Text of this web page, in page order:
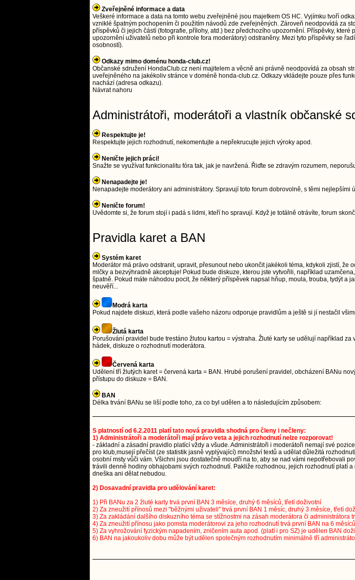
Zveřejněné informace a data
Veškeré informace a data na tomto webu zveřejněné jsou majetkem OS HC. Vyjímku tvoří
vzniklé špatným pochopením či použitím návodů zde zveřejněných. Zároveň neodpovídá za
příspěvků či jejich částí (fotografie, přílohy, atd.) bez předchozího upozornění. Příspěvky,
upozornění uživatelů nebo při kontrole fora moderátory) odstraněny. Mezi tyto příspěvky se
osobností).
Odkazy mimo doménu honda-club.cz!
Občanské sdružení HondaClub.cz není majitelem a věcně ani právně neodpovídá za obsah
uveřejněného na jakékoliv stránce v doméně honda-club.cz. Odkazy vkládejte pouze přes
nachází (adresa odkazu).
Návrat nahoru
Administrátoři, moderátoři a vlastník občanské
Respektujte je!
Respektujte jejich rozhodnutí, nekomentujte a nepřekrucujte jejich výroky apod.
Neničte jejich práci!
Snažte se využívat funkcionalitu fóra tak, jak je navržená. Řiďte se zdravým rozumem,
Nenapadejte je!
Nenapadejte moderátory ani administrátory. Spravují toto forum dobrovolně, s těmi nejlepšími
Neničte forum!
Uvědomte si, že forum stojí i padá s lidmi, kteří ho spravují. Když je totálně otrávíte, forum
Pravidla karet a BAN
Systém karet
Moderátor má právo odstranit, upravit, přesunout nebo ukončit jakékoli téma, kdykoli zjistí,
mlčky a bezvýhradně akceptuje! Pokud bude diskuze, kterou jste vytvořili, například
špatně. Pokud máte náhodou pocit, že některý příspěvek napsal hňup, moula, trouba, tydýt a
neuvěří...
Modrá karta
Pokud najdete diskuzi, která podle vašeho názoru odporuje pravidlům a ještě si jí nestačil
Žlutá karta
Porušování pravidel bude trestáno žlutou kartou = výstraha. Žluté karty se udělují například
hádek, diskuze o rozhodnutí moderátora.
Červená karta
Udělení tří žlutých karet = červená karta = BAN. Hrubé porušení pravidel, obcházení BANu
přístupu do diskuze = BAN.
BAN
Délka trvání BANu se liší podle toho, za co byl udělen a to následujícím způsobem:
S platností od 6.2.2011 platí tato nová pravidla shodná pro členy i nečleny:
1) Administrátoři a moderátoři mají právo veta a jejich rozhodnutí nelze rozporovat!
- základní a zásadní pravidlo platící vždy a všude. Administrátoři i moderátoři nemají své
pro klub,musejí přečíst (ze statistik jasně vyplývající) množství textů a udělat důležitá
osobní msty vůči vám. Všichni jsou dostatečně moudří na to, aby se nad vámi nepotřebovali
trávili denně hodiny obhajobami svých rozhodnutí. Pakliže rozhodnou, jejich rozhodnutí platí
dneška ani dělat nebudou.
2) Dosavadní pravidla pro udělování karet:
1) Při BANu za 2 žluté karty trvá první BAN 3 měsíce, druhý 6 měsíců, třetí doživotní
2) Za zneužití přínosů mezi "běžnými uživateli" trvá první BAN 1 měsíc, druhý 3 měsíce, třetí
3) Za zakládání dalšího diskuzního téma se stížnostmi na zásah moderátora či administrátora
4) Za zneužití přínosu jako pomsta moderátorovi za jeho rozhodnutí trvá první BAN na 6
5) Za vyhrožování fyzickým napadením, zničením auta apod. (platí i pro SZ) je udělen BAN
6) BAN na jakoukoliv dobu může být udělen společným rozhodnutím minimálně tří